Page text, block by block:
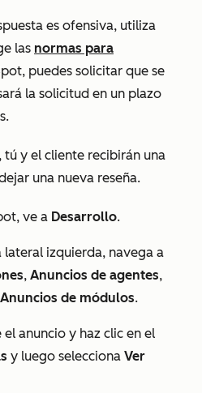
es ofensiva, utiliza
las normas para
puedes solicitar que se
la solicitud en un plazo
tú y el cliente recibirán una
una nueva reseña.
ve a Desarrollo.
lateral izquierda, navega a
, Anuncios de agentes,
Anuncios de módulos.
anuncio y haz clic en el
y luego selecciona Ver